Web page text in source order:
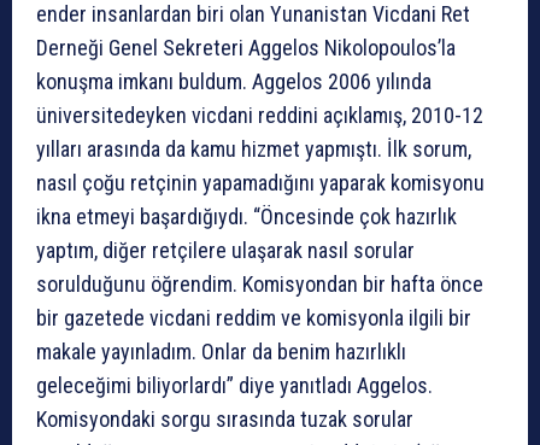
ender insanlardan biri olan Yunanistan Vicdani Ret
Derneği Genel Sekreteri Aggelos Nikolopoulos’la
konuşma imkanı buldum. Aggelos 2006 yılında
üniversitedeyken vicdani reddini açıklamış, 2010-12
yılları arasında da kamu hizmet yapmıştı. İlk sorum,
nasıl çoğu retçinin yapamadığını yaparak komisyonu
ikna etmeyi başardığıydı. “Öncesinde çok hazırlık
yaptım, diğer retçilere ulaşarak nasıl sorular
sorulduğunu öğrendim. Komisyondan bir hafta önce
bir gazetede vicdani reddim ve komisyonla ilgili bir
makale yayınladım. Onlar da benim hazırlıklı
geleceğimi biliyorlardı” diye yanıtladı Aggelos.
Komisyondaki sorgu sırasında tuzak sorular